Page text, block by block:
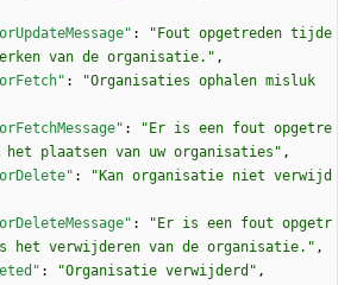
:
"Fout opgetreden tijde
van de organisatie." ,
:
"Organisaties ophalen misluk
:
"Er is een fout opgetre
plaatsen van uw organisaties" ,
:
"Kan organisatie niet verwijd
:
"Er is een fout opgetr
het verwijderen van de organisatie." ,
: "Organisatie verwijderd" ,